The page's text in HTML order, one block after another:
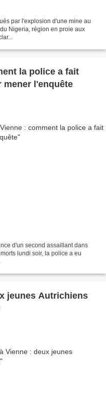
par l'explosion d'une mine au
Nigeria, région en proie aux
la police a fait
mener l'enquête
d'un second assaillant dans
lundi soir, la police a eu
jeunes Autrichiens